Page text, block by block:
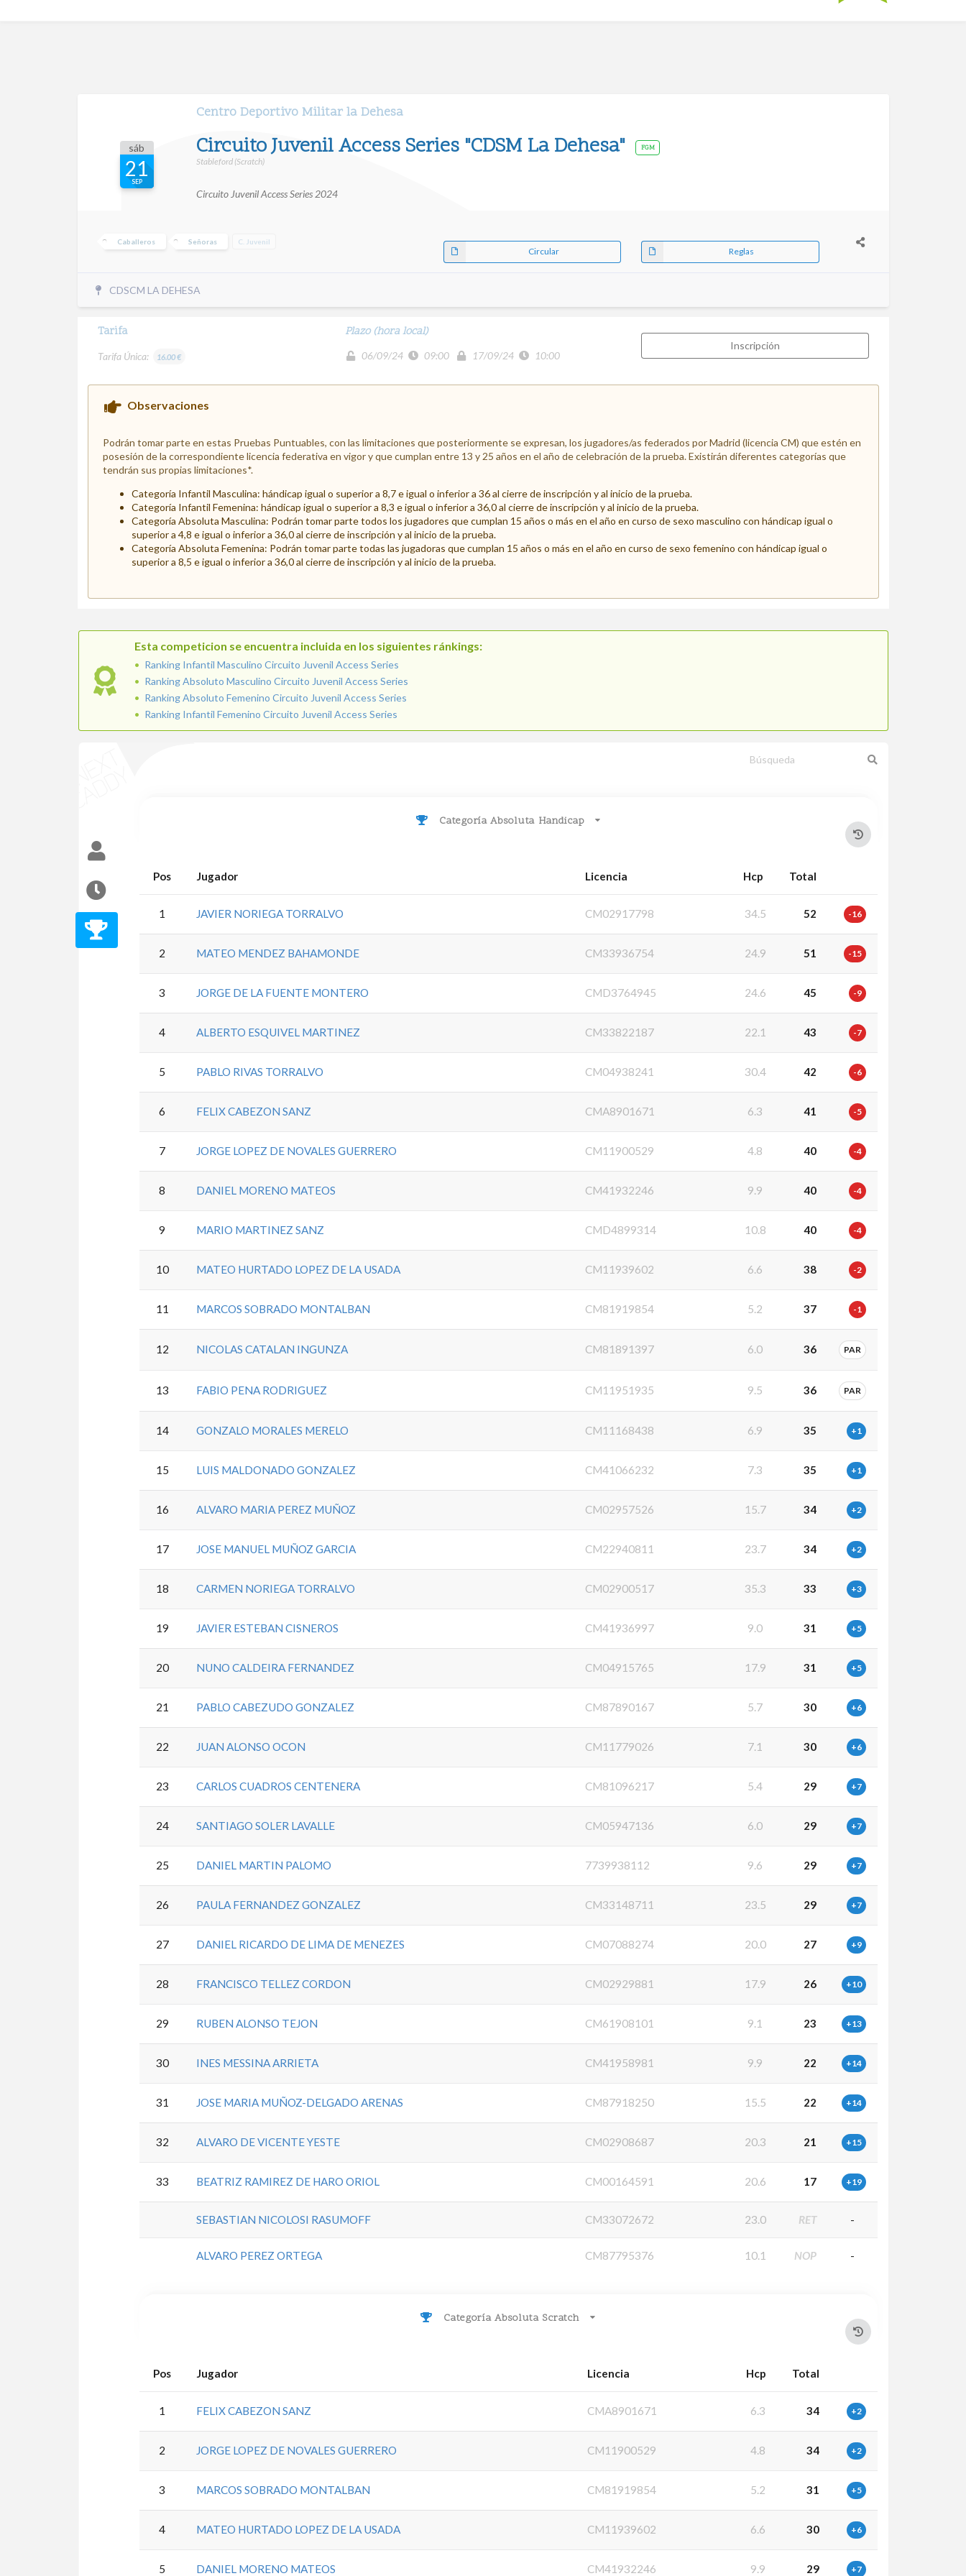
Centro Deportivo Militar la Dehesa
sáb
21
SEP
Circuito Juvenil Access Series "CDSM La Dehesa" FGM
Stableford (Scratch)
Circuito Juvenil Access Series 2024
Caballeros Señoras C. Juvenil
Circular Reglas
CDSCM LA DEHESA
Tarifa
Tarifa Única: 16.00 €
Plazo (hora local)
06/09/24 09:00 17/09/24 10:00
Inscripción
Observaciones
Podrán tomar parte en estas Pruebas Puntuables, con las limitaciones que posteriormente se expresan, los jugadores/as federados por Madrid (licencia CM) que estén en
posesión de la correspondiente licencia federativa en vigor y que cumplan entre 13 y 25 años en el año de celebración de la prueba. Existirán diferentes categorías que
tendrán sus propias limitaciones*.
Categoría Infantil Masculina: hándicap igual o superior a 8,7 e igual o inferior a 36 al cierre de inscripción y al inicio de la prueba.
Categoría Infantil Femenina: hándicap igual o superior a 8,3 e igual o inferior a 36,0 al cierre de inscripción y al inicio de la prueba.
Categoría Absoluta Masculina: Podrán tomar parte todos los jugadores que cumplan 15 años o más en el año en curso de sexo masculino con hándicap igual o
superior a 4,8 e igual o inferior a 36,0 al cierre de inscripción y al inicio de la prueba.
Categoría Absoluta Femenina: Podrán tomar parte todas las jugadoras que cumplan 15 años o más en el año en curso de sexo femenino con hándicap igual o
superior a 8,5 e igual o inferior a 36,0 al cierre de inscripción y al inicio de la prueba.
Esta competicion se encuentra incluida en los siguientes ránkings:
Ranking Infantil Masculino Circuito Juvenil Access Series
Ranking Absoluto Masculino Circuito Juvenil Access Series
Ranking Absoluto Femenino Circuito Juvenil Access Series
Ranking Infantil Femenino Circuito Juvenil Access Series
Categoría Absoluta Handicap
Pos Jugador Licencia Hcp Total
1 JAVIER NORIEGA TORRALVO CM02917798 34.5 52 -16
2 MATEO MENDEZ BAHAMONDE CM33936754 24.9 51 -15
3 JORGE DE LA FUENTE MONTERO CMD3764945 24.6 45 -9
4 ALBERTO ESQUIVEL MARTINEZ CM33822187 22.1 43 -7
5 PABLO RIVAS TORRALVO CM04938241 30.4 42 -6
6 FELIX CABEZON SANZ CMA8901671 6.3 41 -5
7 JORGE LOPEZ DE NOVALES GUERRERO CM11900529 4.8 40 -4
8 DANIEL MORENO MATEOS CM41932246 9.9 40 -4
9 MARIO MARTINEZ SANZ CMD4899314 10.8 40 -4
10 MATEO HURTADO LOPEZ DE LA USADA CM11939602 6.6 38 -2
11 MARCOS SOBRADO MONTALBAN CM81919854 5.2 37 -1
12 NICOLAS CATALAN INGUNZA CM81891397 6.0 36 PAR
13 FABIO PENA RODRIGUEZ CM11951935 9.5 36 PAR
14 GONZALO MORALES MERELO CM11168438 6.9 35 +1
15 LUIS MALDONADO GONZALEZ CM41066232 7.3 35 +1
16 ALVARO MARIA PEREZ MUÑOZ CM02957526 15.7 34 +2
17 JOSE MANUEL MUÑOZ GARCIA CM22940811 23.7 34 +2
18 CARMEN NORIEGA TORRALVO CM02900517 35.3 33 +3
19 JAVIER ESTEBAN CISNEROS CM41936997 9.0 31 +5
20 NUNO CALDEIRA FERNANDEZ CM04915765 17.9 31 +5
21 PABLO CABEZUDO GONZALEZ CM87890167 5.7 30 +6
22 JUAN ALONSO OCON CM11779026 7.1 30 +6
23 CARLOS CUADROS CENTENERA CM81096217 5.4 29 +7
24 SANTIAGO SOLER LAVALLE CM05947136 6.0 29 +7
25 DANIEL MARTIN PALOMO 7739938112 9.6 29 +7
26 PAULA FERNANDEZ GONZALEZ CM33148711 23.5 29 +7
27 DANIEL RICARDO DE LIMA DE MENEZES CM07088274 20.0 27 +9
28 FRANCISCO TELLEZ CORDON CM02929881 17.9 26 +10
29 RUBEN ALONSO TEJON CM61908101 9.1 23 +13
30 INES MESSINA ARRIETA CM41958981 9.9 22 +14
31 JOSE MARIA MUÑOZ-DELGADO ARENAS CM87918250 15.5 22 +14
32 ALVARO DE VICENTE YESTE CM02908687 20.3 21 +15
33 BEATRIZ RAMIREZ DE HARO ORIOL CM00164591 20.6 17 +19
SEBASTIAN NICOLOSI RASUMOFF CM33072672 23.0 RET -
ALVARO PEREZ ORTEGA CM87795376 10.1 NOP -
Categoría Absoluta Scratch
Pos Jugador Licencia Hcp Total
1 FELIX CABEZON SANZ CMA8901671 6.3 34 +2
2 JORGE LOPEZ DE NOVALES GUERRERO CM11900529 4.8 34 +2
3 MARCOS SOBRADO MONTALBAN CM81919854 5.2 31 +5
4 MATEO HURTADO LOPEZ DE LA USADA CM11939602 6.6 30 +6
5 DANIEL MORENO MATEOS CM41932246 9.9 29 +7